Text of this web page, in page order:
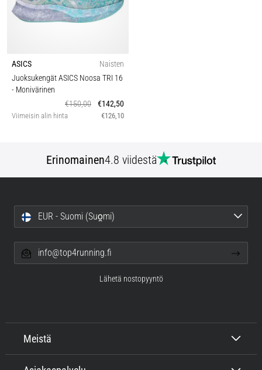
ASICS
Naisten
Juoksukengät ASICS Noosa TRI 16
- Monivärinen
€150,00
€142,50
Viimeisin alin hinta €126,10
Erinomainen4.8 viidestä
Meistä
EUR - Suomi (Suo̯mi)
info@top4running.fi
Lähetä nostopyyntö